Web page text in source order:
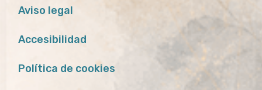
Aviso legal
Accesibilidad
Política de cookies